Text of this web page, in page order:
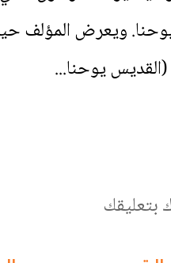
ويعرض المؤلف
يوحنا...
بتعليقك